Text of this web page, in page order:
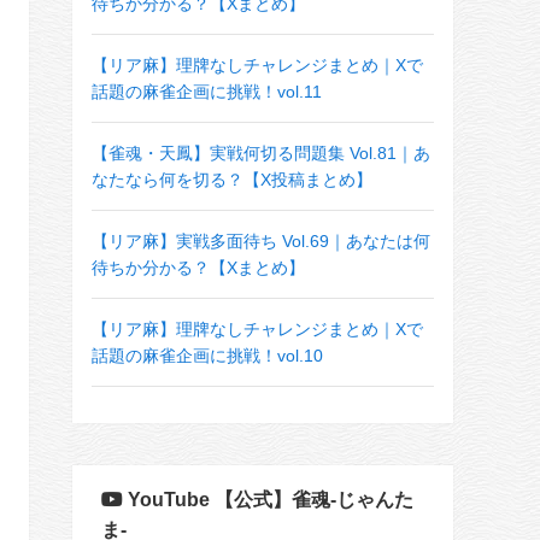
【リア麻】理牌なしチャレンジまとめ｜Xで
話題の麻雀企画に挑戦！vol.11
【雀魂・天鳳】実戦何切る問題集 Vol.81｜あ
なたなら何を切る？【X投稿まとめ】
【リア麻】実戦多面待ち Vol.69｜あなたは何
待ちか分かる？【Xまとめ】
【リア麻】理牌なしチャレンジまとめ｜Xで
話題の麻雀企画に挑戦！vol.10
YouTube 【公式】雀魂-じゃんた
ま-